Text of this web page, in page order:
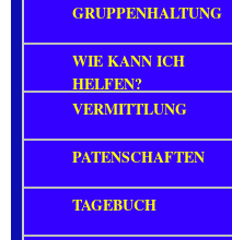
GRUPPENHALTUNG
WIE KANN ICH
HELFEN?
VERMITTLUNG
PATENSCHAFTEN
TAGEBUCH